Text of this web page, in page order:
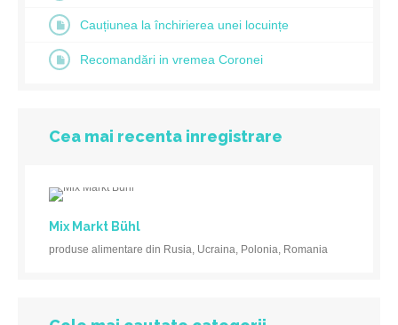
Cauțiunea la închirierea unei locuințe
Recomandări in vremea Coronei
Cea mai recenta inregistrare
Mix Markt Bühl
produse alimentare din Rusia, Ucraina, Polonia, Romania